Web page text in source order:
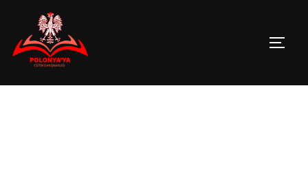
content